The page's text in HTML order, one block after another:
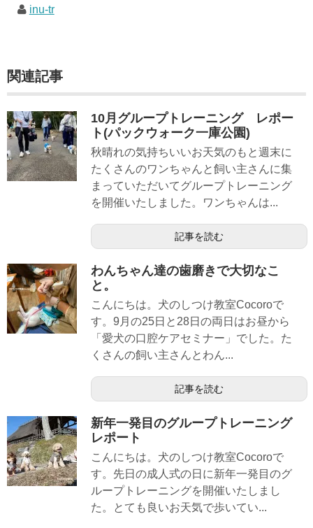
inu-tr
関連記事
10月グループトレーニング レポー
ト(パックウォーク一庫公園)
秋晴れの気持ちいいお天気のもと週末に
たくさんのワンちゃんと飼い主さんに集
まっていただいてグループトレーニング
を開催いたしました。ワンちゃんは...
記事を読む
わんちゃん達の歯磨きで大切なこ
と。
こんにちは。犬のしつけ教室Cocoroで
す。9月の25日と28日の両日はお昼から
「愛犬の口腔ケアセミナー」でした。た
くさんの飼い主さんとわん...
記事を読む
新年一発目のグループトレーニング
レポート
こんにちは。犬のしつけ教室Cocoroで
す。先日の成人式の日に新年一発目のグ
ループトレーニングを開催いたしまし
た。とても良いお天気で歩いてい...